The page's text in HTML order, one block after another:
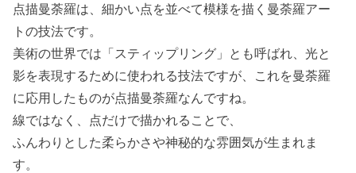
点描曼荼羅は、細かい点を並べて模様を描く曼荼羅アー
トの技法です。
美術の世界では「スティップリング」とも呼ばれ、光と
影を表現するために使われる技法ですが、これを曼荼羅
に応用したものが点描曼荼羅なんですね。
線ではなく、点だけで描かれることで、
ふんわりとした柔らかさや神秘的な雰囲気が生まれま
す。